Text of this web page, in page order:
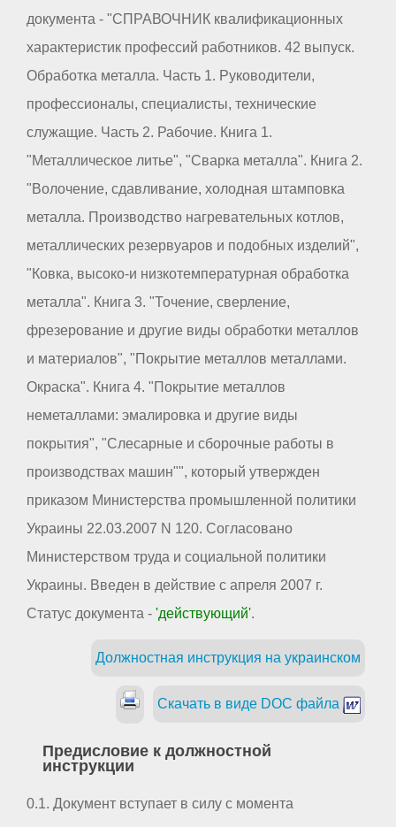
документа - "СПРАВОЧНИК квалификационных
характеристик профессий работников. 42 выпуск.
Обработка металла. Часть 1. Руководители,
профессионалы, специалисты, технические
служащие. Часть 2. Рабочие. Книга 1.
"Металлическое литье", "Сварка металла". Книга 2.
"Волочение, сдавливание, холодная штамповка
металла. Производство нагревательных котлов,
металлических резервуаров и подобных изделий",
"Ковка, высоко-и низкотемпературная обработка
металла". Книга 3. "Точение, сверление,
фрезерование и другие виды обработки металлов
и материалов", "Покрытие металлов металлами.
Окраска". Книга 4. "Покрытие металлов
неметаллами: эмалировка и другие виды
покрытия", "Слесарные и сборочные работы в
производствах машин"", который утвержден
приказом Министерства промышленной политики
Украины 22.03.2007 N 120. Согласовано
Министерством труда и социальной политики
Украины. Введен в действие с апреля 2007 г.
Статус документа - 'действующий'.
Должностная инструкция на украинском
Скачать в виде DOC файла
Предисловие к должностной
инструкции
0.1. Документ вступает в силу с момента